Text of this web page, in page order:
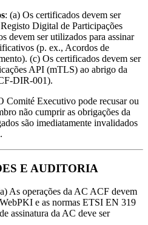
: (a) Os certificados devem ser
Digital de Participações
devem ser utilizados para assinar
(p. ex., Acordos de
(c) Os certificados devem ser
API (mTLS) ao abrigo da
DIR-001).
Comité Executivo pode recusar ou
não cumprir as obrigações da
são imediatamente invalidados
E AUDITORIA
As operações da AC ACF devem
e as normas ETSI EN 319
assinatura da AC deve ser